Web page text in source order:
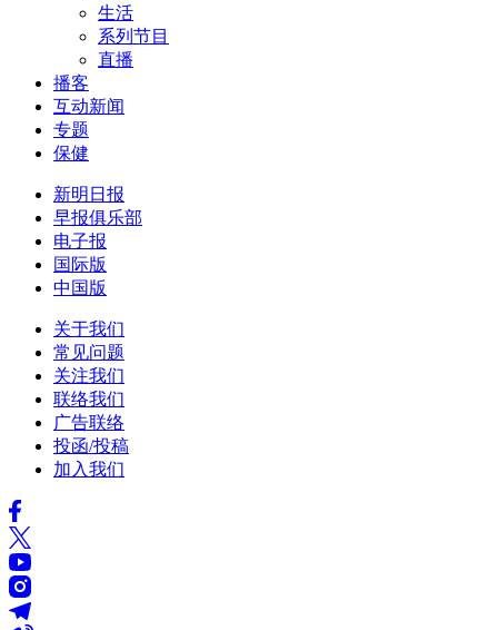
生活
系列节目
直播
播客
互动新闻
专题
保健
新明日报
早报俱乐部
电子报
国际版
中国版
关于我们
常见问题
关注我们
联络我们
广告联络
投函/投稿
加入我们